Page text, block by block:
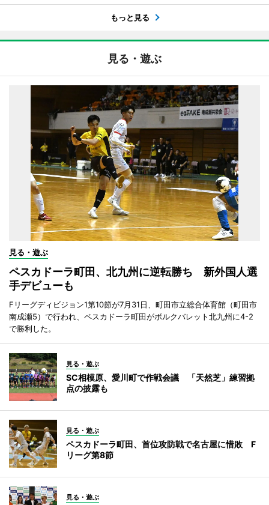
もっと見る
見る・遊ぶ
見る・遊ぶ
ペスカドーラ町田、北九州に逆転勝ち 新外国人選
手デビューも
Fリーグディビジョン1第10節が7月31日、町田市立総合体育館（町田市
南成瀬5）で行われ、ペスカドーラ町田がボルクバレット北九州に4-2
で勝利した。
見る・遊ぶ
SC相模原、愛川町で作戦会議 「天然芝」練習拠
点の披露も
見る・遊ぶ
ペスカドーラ町田、首位攻防戦で名古屋に惜敗 F
リーグ第8節
見る・遊ぶ